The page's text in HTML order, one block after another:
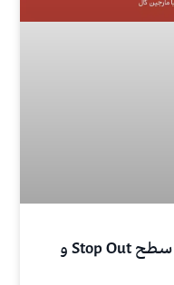
استاپ اوت چیست؟ محاسبه سطح Stop Out و